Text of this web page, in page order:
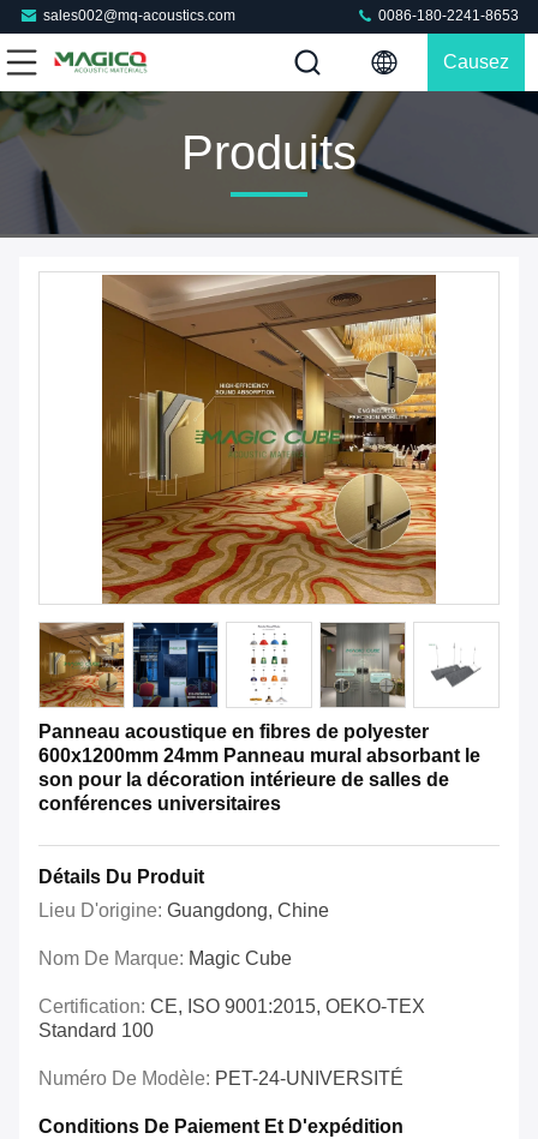
sales002@mq-acoustics.com 0086-180-2241-8653
Causez
Produits
Panneau acoustique en fibres de polyester
600x1200mm 24mm Panneau mural absorbant le
son pour la décoration intérieure de salles de
conférences universitaires
Détails Du Produit
Lieu D'origine: Guangdong, Chine
Nom De Marque: Magic Cube
Certification: CE, ISO 9001:2015, OEKO-TEX
Standard 100
Numéro De Modèle: PET-24-UNIVERSITÉ
Conditions De Paiement Et D'expédition